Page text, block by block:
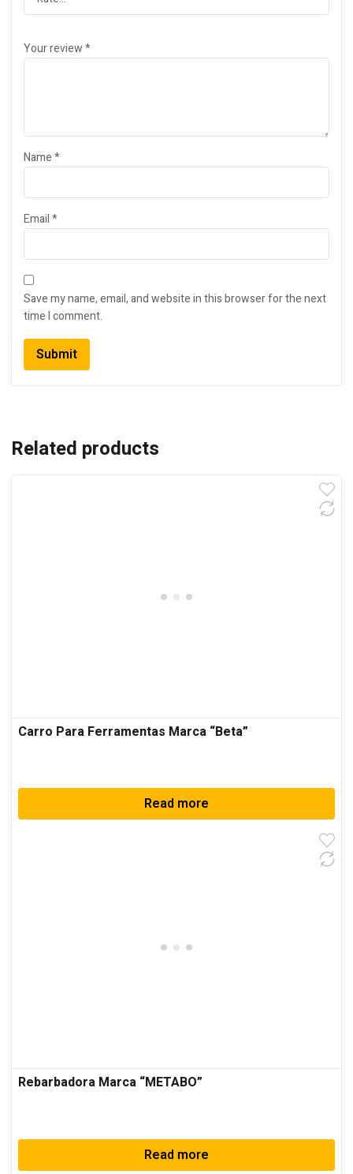
Your review*
Name*
Email*
Save my name, email, and website in this browser for the next
time I comment.
Related products
Carro Para Ferramentas Marca “Beta”
Read more
Rebarbadora Marca “METABO”
Read more